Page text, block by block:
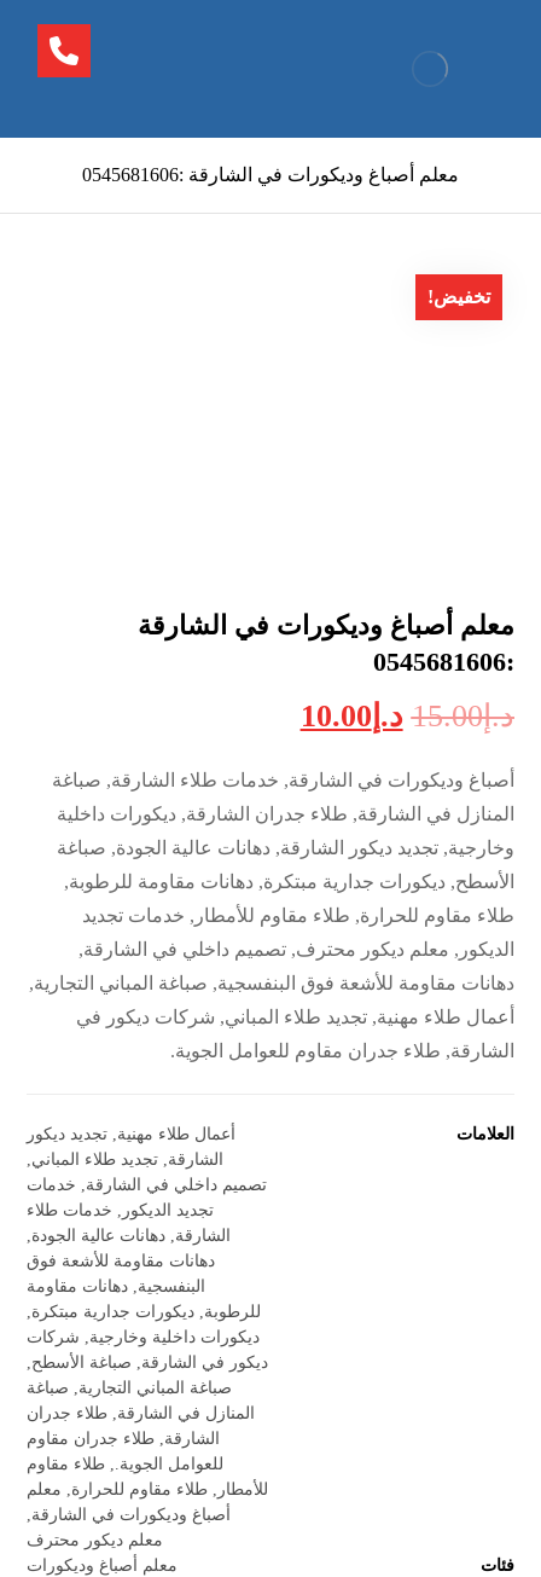
معلم أصباغ وديكورات في الشارقة :0545681606
تخفيض!
معلم أصباغ وديكورات في الشارقة
:0545681606
د.إ15.00 د.إ 10.00
أصباغ وديكورات في الشارقة, خدمات طلاء الشارقة, صباغة
المنازل في الشارقة, طلاء جدران الشارقة, ديكورات داخلية
وخارجية, تجديد ديكور الشارقة, دهانات عالية الجودة, صباغة
الأسطح, ديكورات جدارية مبتكرة, دهانات مقاومة للرطوبة,
طلاء مقاوم للحرارة, طلاء مقاوم للأمطار, خدمات تجديد
الديكور, معلم ديكور محترف, تصميم داخلي في الشارقة,
دهانات مقاومة للأشعة فوق البنفسجية, صباغة المباني التجارية,
أعمال طلاء مهنية, تجديد طلاء المباني, شركات ديكور في
الشارقة, طلاء جدران مقاوم للعوامل الجوية.
العلامات أعمال طلاء مهنية تجديد ديكور
الشارقة تجديد طلاء المباني
تصميم داخلي في الشارقة
خدمات
تجديد الديكور
خدمات طلاء
الشارقة دهانات عالية الجودة
دهانات مقاومة للأشعة فوق
البنفسجية دهانات مقاومة
للرطوبة ديكورات جدارية مبتكرة
ديكورات داخلية وخارجية
شركات
ديكور في الشارقة
صباغة الأسطح
صباغة المباني التجارية
صباغة
المنازل في الشارقة طلاء جدران
الشارقة طلاء جدران مقاوم
للعوامل الجوية.
طلاء مقاوم
للأمطار
طلاء مقاوم للحرارة
معلم
أصباغ وديكورات في الشارقة
معلم ديكور محترف
فئات
معلم أصباغ وديكورات